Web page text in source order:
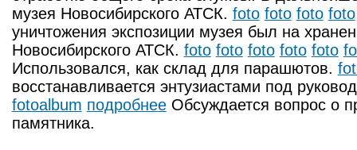
музея Новосибирского АТСК. foto foto foto foto
уничтожения экспозиции музея был на
Новосибирского АТСК. foto foto foto foto foto
Использовался, как склад для парашютов.
восстанавливается энтузиастами под
fotoalbum подробнееОбсуждается вопрос о
памятника.